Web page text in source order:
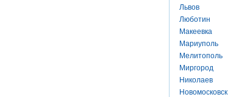
Львов
Люботин
Макеевка
Мариуполь
Мелитополь
Миргород
Николаев
Новомосковск